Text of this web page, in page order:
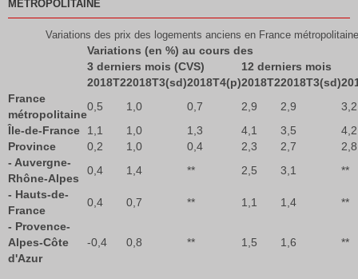
MÉTROPOLITAINE
Variations des prix des logements anciens en France métropolitaine
Variations (en %) au cours des
3 derniers mois (CVS)
12 derniers mois
2018T22018T3(sd)2018T4(p)2018T22018T3(sd)
France
métropolitaine
0,5 1,0 0,7 2,9 2,9
3,2
Île-de-France
1,1 1,0 1,3 4,1 3,5
4,2
Province
0,2 1,0 0,4 2,3 2,7
2,8
- Auvergne-
Rhône-Alpes
0,4 1,4 ** 2,5 3,1
**
- Hauts-de-
France
0,4 0,7 ** 1,1 1,4
**
- Provence-
Alpes-Côte
d'Azur
-0,4 0,8 ** 1,5 1,6 **